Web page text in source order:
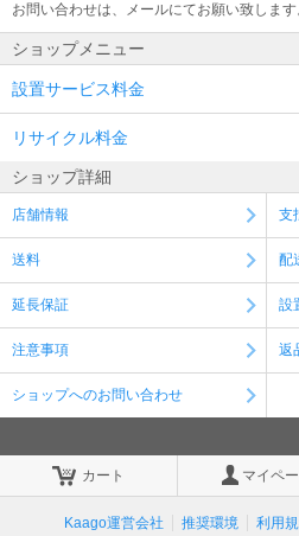
お問い合わせは、メールにてお願い致します
ショップメニュー
設置サービス料金
リサイクル料金
ショップ詳細
店舗情報 支
送料 配
延長保証 設
注意事項 返
ショップへのお問い合わせ
カート マイペ
Kaago運営会社 推奨環境 利用